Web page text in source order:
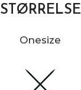
STØRRELSE
Onesize